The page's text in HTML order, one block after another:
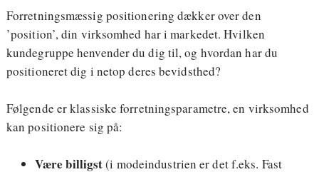
Forretningsmæssig positionering dækker over den
’position’, din virksomhed har i markedet. Hvilken
kundegruppe henvender du dig til, og hvordan har du
positioneret dig i netop deres bevidsthed?
Følgende er klassiske forretningsparametre, en virksomhed
kan positionere sig på:
Være billigst(i modeindustrien er det f.eks. Fast